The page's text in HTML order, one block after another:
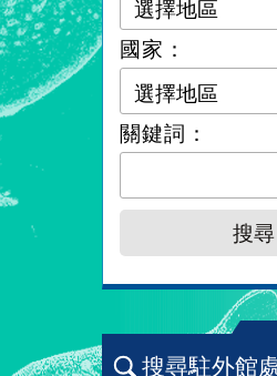
國家：
關鍵詞：
搜尋駐外館